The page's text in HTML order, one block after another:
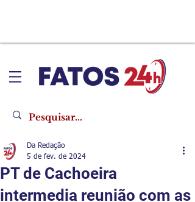
PT de Cachoeira
intermedia reunião com as
Da Redação
5 de fev. de 2024